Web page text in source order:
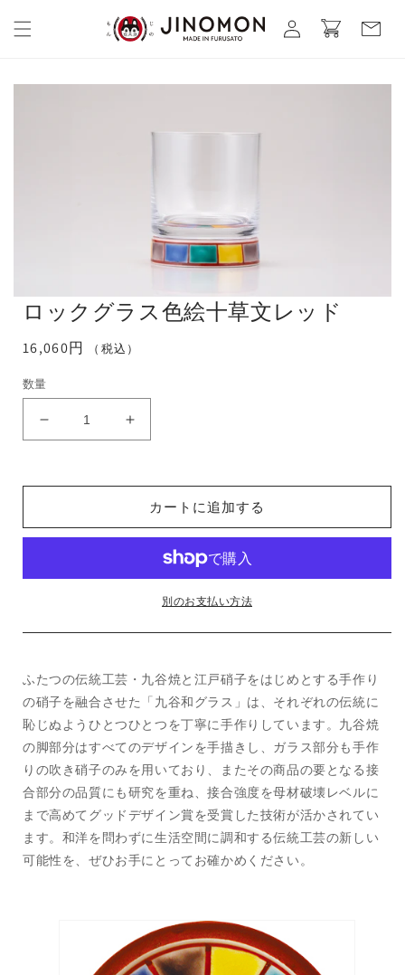
ンツに
進む
グ
イ
ー
ロックグラス色絵十草文レッド
通
価
16,060円 （税込）
数量
ス
絵
ッ
ド
の
数
量
を
減
ら
す
ロ
ス
絵
ッ
ド
の
数
量
を
増
や
す
カートに追加する
別のお支払い方法
ふたつの伝統工芸・九谷焼と江戸硝子をはじめとする手作り
の硝子を融合させた「九谷和グラス」は、それぞれの伝統に
恥じぬようひとつひとつを丁寧に手作りしています。九谷焼
の脚部分はすべてのデザインを手描きし、ガラス部分も手作
りの吹き硝子のみを用いており、またその商品の要となる接
合部分の品質にも研究を重ね、接合強度を母材破壊レベルに
まで高めてグッドデザイン賞を受賞した技術が活かされてい
ます。和洋を問わずに生活空間に調和する伝統工芸の新しい
可能性を、ぜひお手にとってお確かめください。